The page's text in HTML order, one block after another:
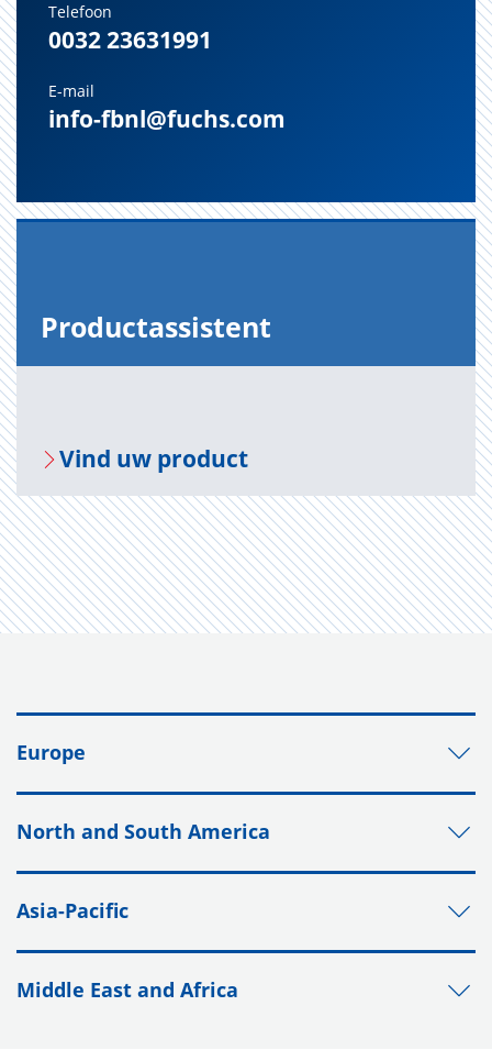
Telefoon
0032 23631991
E-mail
info-fbnl@fuchs.com
Pro­duct­as­sis­tent
Vind uw pro­duct
Europe
North and South America
Asia-Pacific
Middle East and Africa